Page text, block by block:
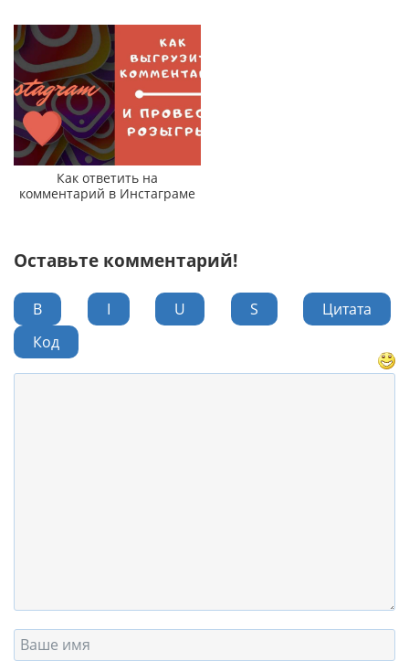
Как ответить на
комментарий в Инстаграме
Оставьте комментарий!
B I U S
Цитата
Код